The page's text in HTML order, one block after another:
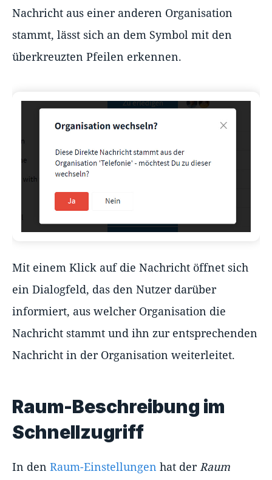
Nachricht aus einer anderen Organisation
stammt, lässt sich an dem Symbol mit den
überkreuzten Pfeilen erkennen.
Mit einem Klick auf die Nachricht öffnet sich
ein Dialogfeld, das den Nutzer darüber
informiert, aus welcher Organisation die
Nachricht stammt und ihn zur entsprechenden
Nachricht in der Organisation weiterleitet.
Raum-Beschreibung im
Schnellzugriff
In den Raum-Einstellungen hat derRaum